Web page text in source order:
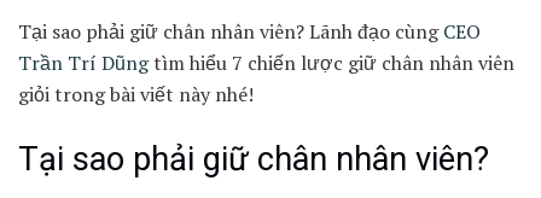
Tại sao phải giữ chân nhân viên? Lãnh đạo cùngCEO
Trần Trí Dũngtìm hiểu 7 chiến lược giữ chân nhân viên
giỏi trong bài viết này nhé!
Tại sao phải giữ chân nhân viên?